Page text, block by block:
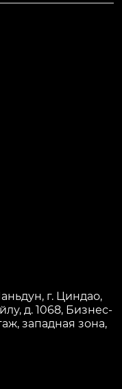
г. Циндао,
д. 1068, Бизнес-
западная зона,